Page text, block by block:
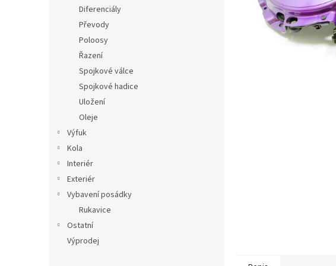
Diferenciály
Převody
Poloosy
Řazení
Spojkové válce
Spojkové hadice
Uložení
Oleje
Výfuk
Kola
Interiér
Exteriér
Vybavení posádky
Rukavice
Ostatní
Výprodej